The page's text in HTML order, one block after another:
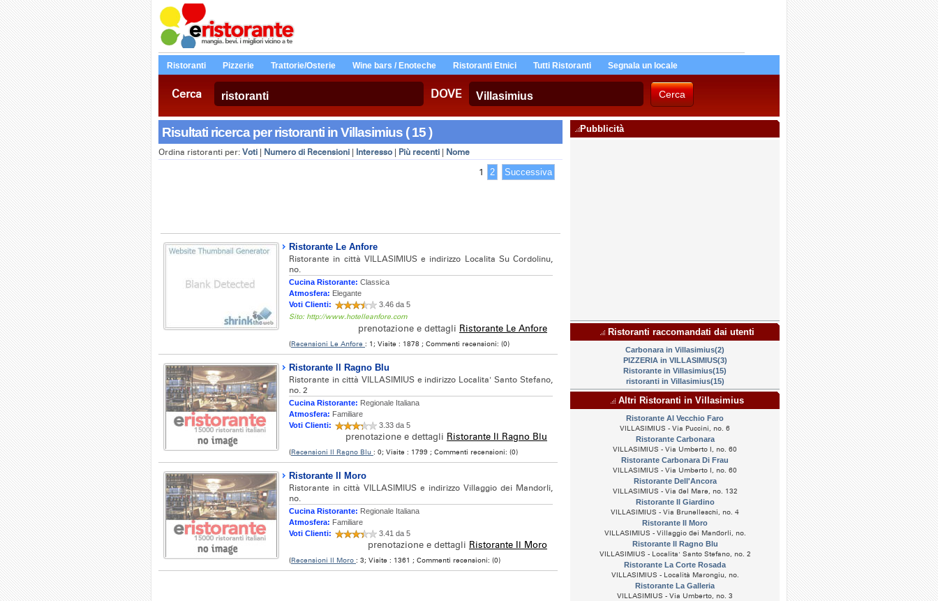
Ristoranti Pizzerie Trattorie/Osterie Wine bars / Enoteche Ristoranti Etnici Tutti Ristoranti Segnala un locale
Cerca DOVE
Risultati ricerca per ristoranti in Villasimius ( 15 )
Ordina ristoranti per: Voti Numero di Recensioni Interesso Più recenti Nome
1 2 Successiva
Ristorante Le Anfore
Ristorante in città VILLASIMIUS e indirizzo Localita Su Cordolinu,
no.
Cucina Ristorante: Classica
Atmosfera: Elegante
Voti Clienti:
3.46 da 5
Sito: http://www.hotelleanfore.com
prenotazione e dettagli Ristorante Le Anfore
(Recensioni Le Anfore : 1; Visite : 1878 ; Commenti recensioni: (0)
Ristorante Il Ragno Blu
Ristorante in città VILLASIMIUS e indirizzo Localita' Santo Stefano,
no. 2
Cucina Ristorante: Regionale Italiana
Atmosfera: Familiare
Voti Clienti:
3.33 da 5
prenotazione e dettagli Ristorante Il Ragno Blu
(Recensioni Il Ragno Blu : 0; Visite : 1799 ; Commenti recensioni: (0)
Ristorante Il Moro
Ristorante in città VILLASIMIUS e indirizzo Villaggio dei Mandorli,
no.
Cucina Ristorante: Regionale Italiana
Atmosfera: Familiare
Voti Clienti:
3.41 da 5
prenotazione e dettagli Ristorante Il Moro
(Recensioni Il Moro : 3; Visite : 1361 ; Commenti recensioni: (0)
Pubblicità
Ristoranti raccomandati dai utenti
Carbonara in Villasimius(2)
PIZZERIA in VILLASIMIUS(3)
Ristorante in Villasimius(15)
ristoranti in Villasimius(15)
Altri Ristoranti in Villasimius
Ristorante Al Vecchio Faro
VILLASIMIUS - Via Puccini, no. 6
Ristorante Carbonara
VILLASIMIUS - Via Umberto I, no. 60
Ristorante Carbonara Di Frau
VILLASIMIUS - Via Umberto I, no. 60
Ristorante Dell'Ancora
VILLASIMIUS - Via del Mare, no. 132
Ristorante Il Giardino
VILLASIMIUS - Via Brunelleschi, no. 4
Ristorante Il Moro
VILLASIMIUS - Villaggio dei Mandorli, no.
Ristorante Il Ragno Blu
VILLASIMIUS - Localita' Santo Stefano, no. 2
Ristorante La Corte Rosada
VILLASIMIUS - Località Marongiu, no.
Ristorante La Galleria
VILLASIMIUS - Via Umberto, no. 3